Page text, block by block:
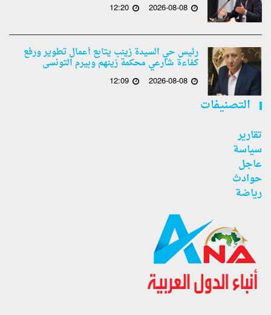
2026-08-08
12:20
رئيس حي السيدة زينب يتابع أعمال تطوير ورفع
كفاءة شارعي محكمة زينهم وبيرم التونسى
2026-08-08
12:09
التصنيفات
تقارير
سياسة
عاجل
حوادث
رياضة